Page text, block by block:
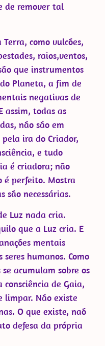
de remover tal
como vulcões,
raios,ventos,
que instrumentos
Planeta, a fim de
negativas de
assim, todas as
não são em
ira do Criador,
e tudo
é criadora; não
é perfeito. Mostra
são necessárias.
Luz nada cria.
que a Luz cria. E
mentais
humanos. Como
acumulam sobre os
de Gaia,
limpar. Não existe
O que existe, naõ
defesa da própria